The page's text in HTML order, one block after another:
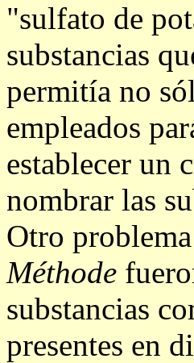
"sulfato de
substancias
permitía no
empleados
establecer un
nombrar las
Otro
Méthode
substancias
presentes en